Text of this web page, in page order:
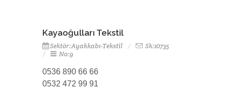
Kayaoğulları Tekstil
Sektör:Ayakkabı-Tekstil
Sk:10735
No:9
0536 890 66 66
0532 472 99 91